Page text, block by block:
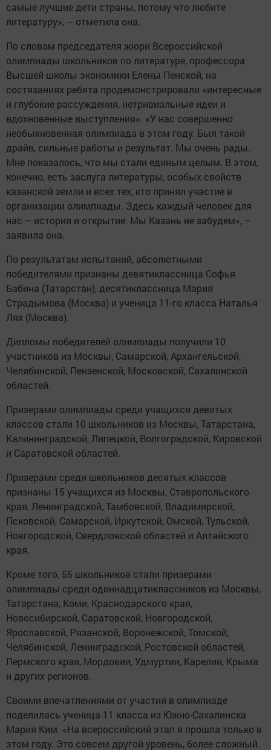
самые лучшие дети страны, потому что любите
литературу», – отметила она.
По словам председателя жюри Всероссийской
олимпиады школьников по литературе, профессора
Высшей школы экономики Елены Пенской, на
состязаниях ребята продемонстрировали «интересные
и глубокие рассуждения, нетривиальные идеи и
вдохновенные выступления». «У нас совершенно
необыкновенная олимпиада в этом году. Был такой
драйв, сильные работы и результат. Мы очень рады.
Мне показалось, что мы стали единым целым. В этом,
конечно, есть заслуга литературы, особых свойств
казанской земли и всех тех, кто принял участие в
организации олимпиады. Здесь каждый человек для
нас – история и открытие. Мы Казань не забудем», –
заявила она.
По результатам испытаний, абсолютными
победителями признаны девятиклассница Софья
Бабина (Татарстан), десятиклассница Мария
Страдымова (Москва) и ученица 11-го класса Наталья
Лях (Москва).
Дипломы победителей олимпиады получили 10
участников из Москвы, Самарской, Архангельской,
Челябинской, Пензенской, Московской, Сахалинской
областей.
Призерами олимпиады среди учащихся девятых
классов стали 10 школьников из Москвы, Татарстана,
Калининградской, Липецкой, Волгоградской, Кировской
и Саратовской областей.
Призерами среди школьников десятых классов
признаны 15 учащихся из Москвы, Ставропольского
края, Ленинградской, Тамбовской, Владимирской,
Псковской, Самарской, Иркутской, Омской, Тульской,
Новгородской, Свердловской областей и Алтайского
края.
Кроме того, 55 школьников стали призерами
олимпиады среди одиннадцатиклассников из Москвы,
Татарстана, Коми, Краснодарского края,
Новосибирской, Саратовской, Новгородской,
Ярославской, Рязанской, Воронежской, Томской,
Челябинской, Ленинградской, Ростовской областей,
Пермского края, Мордовии, Удмуртии, Карелии, Крыма
и других регионов.
Своими впечатлениями от участия в олимпиаде
поделилась ученица 11 класса из Южно-Сахалинска
Мария Ким. «На всероссийский этап я прошла только в
этом году. Это совсем другой уровень, более сложный.